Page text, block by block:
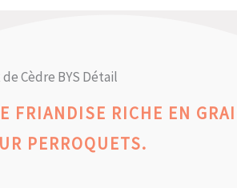
Cèdre BYS Détail
FRIANDISE RICHE EN
PERROQUETS.